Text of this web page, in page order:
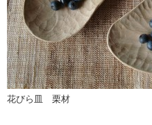
花びら皿 栗材